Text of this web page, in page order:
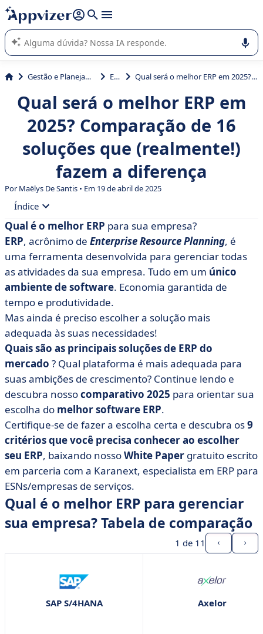
de nossa IA (várias linhas com
A IA do Appvizer o orienta no uso ou na seleção de software
SaaS para sua empresa.
Gestão e Planejamento ERP Qual será o melhor ERP em 2025? Comparação de 16 soluções que (realmente!) fazem a diferença
Qual será o melhor ERP em
2025? Comparação de 16
soluções que (realmente!)
fazem a diferença
PorMaëlys De Santis • Em 19 de abril de 2025
Índice
• Qual é o melhor ERP para gerenciar sua empresa?
Tabela de comparação
• Axelor
• Axonauta
• BoondManager
• Dailybiz
• Dolibar
• Exato para comércio e negócios
• Gerente da Fitnet
• Hórus
• Kafinéia
• Karanext
• Myfab
• Odoo
• Pitágoras
• Gerenciamento comercial do Sage 100cloud
• SAP S/4HANA
• Quais são as vantagens de uma solução de ERP?
Qual é o melhor ERP para sua empresa?
ERP, acrônimo de Enterprise Resource Planning, é
uma ferramenta desenvolvida para gerenciar todas
as atividades da sua empresa. Tudo em um único
ambiente de software. Economia garantida de
tempo e produtividade.
Mas ainda é preciso escolher a solução mais
adequada às suas necessidades!
Quais são as principais soluções de ERP do
mercado ? Qual plataforma é mais adequada para
suas ambições de crescimento? Continue lendo e
descubra nossocomparativo 2025 para orientar sua
escolha do melhor software ERP.
Certifique-se de fazer a escolha certa e descubra os9
critérios que você precisa conhecer ao escolher
seu ERP, baixando nossoWhite Paper gratuito escrito
em parceria com a Karanext, especialista em ERP para
ESNs/empresas de serviços.
Qual é o melhor ERP para gerenciar
sua empresa? Tabela de comparação
1 de 11
SAP S/4HANA Axelor